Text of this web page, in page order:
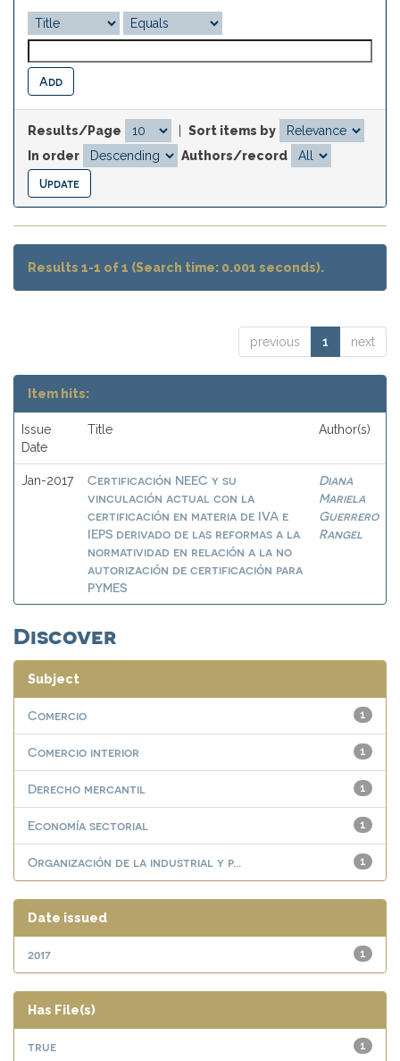
Results/Page
Sort items by
In order
Authors/record
Results 1-1 of 1 (Search time: 0.001 seconds).
previous 1 next
Item hits:
Issue
Date
Title Author(s)
Jan-2017
Certificación NEEC y su
vinculación actual con la
certificación en materia de IVA e
IEPS derivado de las reformas a la
normatividad en relación a la no
autorización de certificación para
PYMES
Diana
Mariela
Guerrero
Rangel
Discover
Subject
1
Comercio
1
Comercio interior
1
Derecho mercantil
1
Economía sectorial
1
Organización de la industrial y p...
Date issued
1
2017
Has File(s)
1
true